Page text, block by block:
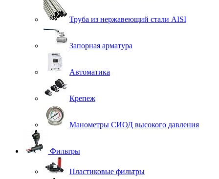
Труба из нержавеющий стали AISI
Запорная арматура
Автоматика
Крепеж
Манометры СИОД высокого давления
Фильтры
Пластиковые фильтры